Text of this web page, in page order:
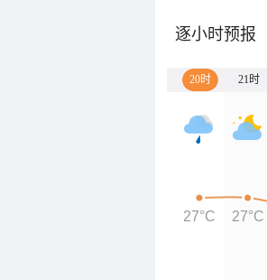
逐小时预报
20时 21时
27°C 27°C